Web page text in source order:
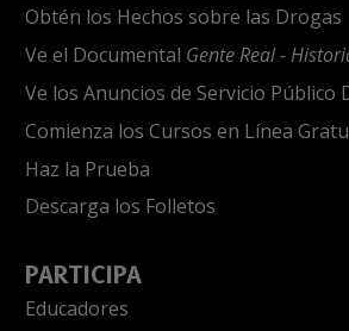
Obtén los Hechos sobre las Drogas
Ve el Documental Gente Real -
Ve los Anuncios de Servicio Público
Comienza los Cursos en Línea
Haz la Prueba
Descarga los Folletos
PARTICIPA
Educadores